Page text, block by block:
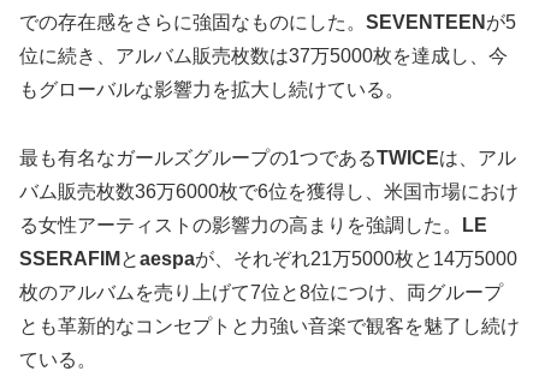
での存在感をさらに強固なものにした。 SEVENTEEN が5
位に続き、アルバム販売枚数は37万5000枚を達成し、今
もグローバルな影響力を拡大し続けている。
最も有名なガールズグループの1つであるTWICEは、アル
バム販売枚数36万6000枚で6位を獲得し、米国市場におけ
る女性アーティストの影響力の高まりを強調した。
LE
SSERAFIM とaespaが、それぞれ21万5000枚と14万5000
枚のアルバムを売り上げて7位と8位につけ、両グループ
とも革新的なコンセプトと力強い音楽で観客を魅了し続け
ている。